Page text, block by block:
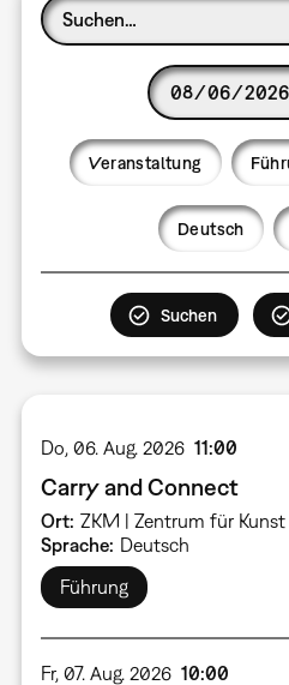
Veranstaltung
Deutsch
Do, 06. Aug. 2026 11:00
Carry and Connect
Ort ZKM | Zentrum für
Sprache Deutsch
Führung
Fr, 07. Aug. 2026 10:00